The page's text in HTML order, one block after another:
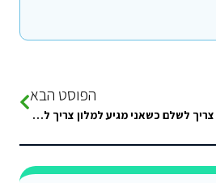
הפוסט הבא
היי,אם סגרתי באינטרנט מלון ב 1200 שח אני צריך לשלם כשאני מגיע למלון צריך לשלם להם במלון בדולרים או בכסף שלהם?